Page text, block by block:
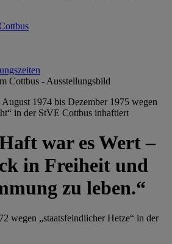
1974 bis Dezember 1975 wegen
in der StVE Cottbus inhaftiert
war es Wert –
in Freiheit und
zu leben.“
wegen „staatsfeindlicher Hetze“ in der